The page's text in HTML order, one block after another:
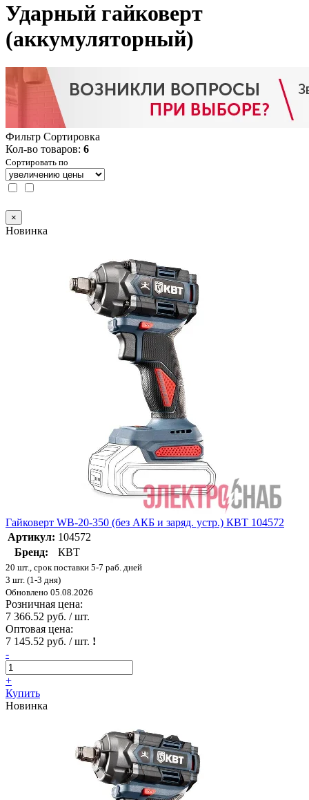
Ударный гайковерт
(аккумуляторный)
Фильтр Сортировка
Кол-во товаров: 6
Сортировать по
×
Новинка
Гайковерт WB-20-350 (без АКБ и заряд. устр.) КВТ 104572
Артикул: 104572
Бренд:
КВТ
20 шт., срок поставки 5-7 раб. дней
3 шт. (1-3 дня)
Обновлено 05.08.2026
Розничная цена:
7 366.52 руб. / шт.
Оптовая цена:
7 145.52 руб. / шт. !
-
+
Купить
Новинка